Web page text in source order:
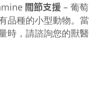
關節支援 – 葡萄
品種的小型動物。當
時，請諮詢您的獸醫